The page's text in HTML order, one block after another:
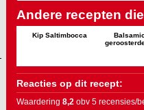
Andere recepten
Kip Saltimbocca
Reacties op dit recept:
Waardering 8,2 obv 5 recensies/